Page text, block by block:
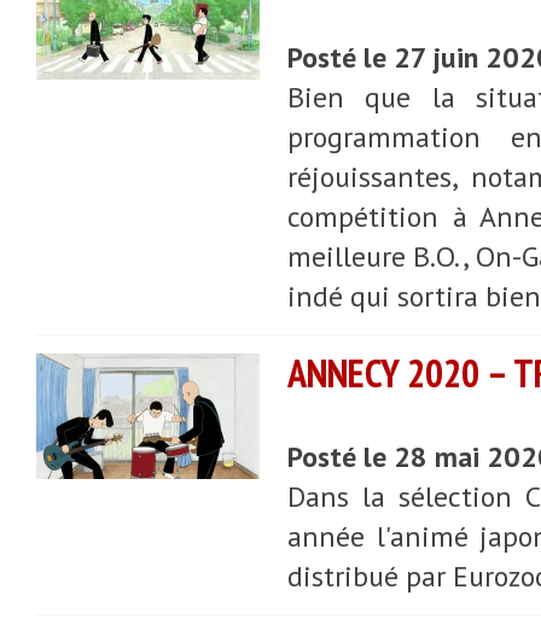
Posté le 27 juin
Bien que la
programmation
réjouissantes,
compétition à
meilleure B.O., On-
indé qui sortira
ANNECY 2020 –
Posté le 28 mai
Dans la sélection
année l'animé
distribué par